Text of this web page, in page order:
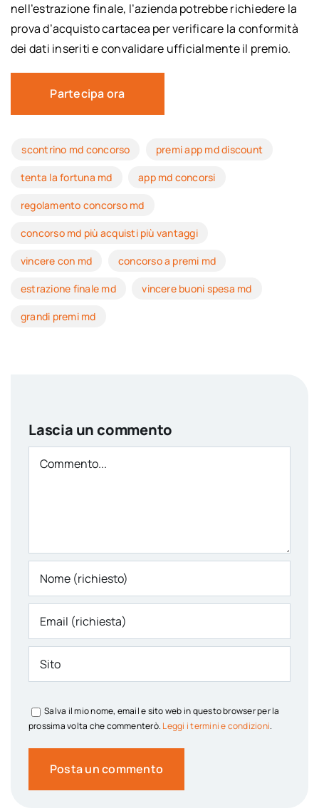
nell’estrazione finale, l’azienda potrebbe richiedere la
prova d’acquisto cartacea per verificare la conformità
dei dati inseriti e convalidare ufficialmente il premio.
Partecipa ora
scontrino md concorso premi app md discount
tenta la fortuna md app md concorsi
regolamento concorso md
concorso md più acquisti più vantaggi
vincere con md concorso a premi md
estrazione finale md vincere buoni spesa md
grandi premi md
Lascia un commento
Comment
Salva il mio nome, email e sito web in questo browser per la
prossima volta che commenterò. Leggi i termini e condizioni.